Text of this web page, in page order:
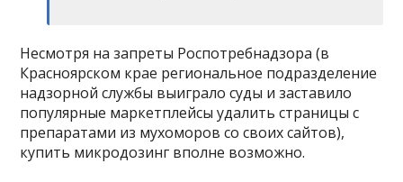
Несмотря на запреты Роспотребнадзора (в
Красноярском крае региональное подразделение
надзорной службы выиграло суды и заставило
популярные маркетплейсы удалить страницы с
препаратами из мухоморов со своих сайтов),
купить микродозинг вполне возможно.